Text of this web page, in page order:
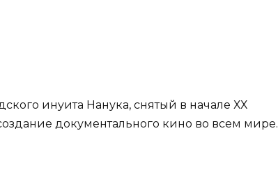
инуита Нанука, снятый в начале ХХ
документального кино во всем мире.